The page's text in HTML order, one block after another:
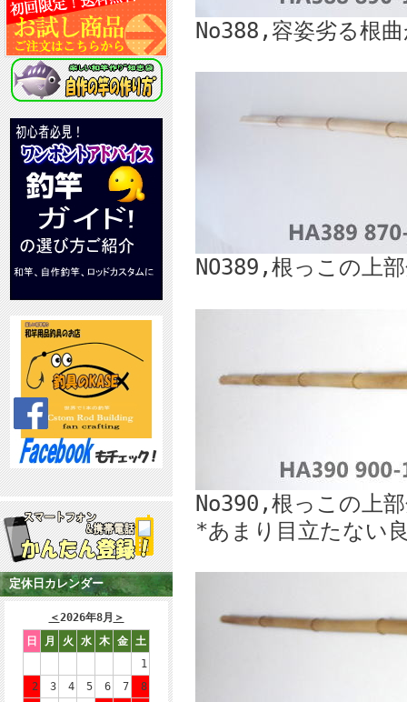
定休日カレンダー
＜2026年8月 ＞
日
月 火 水 木 金
土
1
2
3 4 5 6 7
8
No388,容姿劣る根
NO389,根っこの上
No390,根っこの上
*あまり目立たない